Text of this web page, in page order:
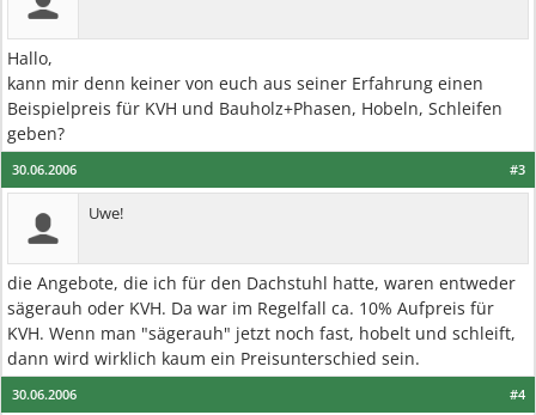
Hallo,
kann mir denn keiner von euch aus seiner Erfahrung einen
Beispielpreis für KVH und Bauholz+Phasen, Hobeln, Schleifen
geben?
#3
30.06.2006
Uwe!
die Angebote, die ich für den Dachstuhl hatte, waren entweder
sägerauh oder KVH. Da war im Regelfall ca. 10% Aufpreis für
KVH. Wenn man "sägerauh" jetzt noch fast, hobelt und schleift,
dann wird wirklich kaum ein Preisunterschied sein.
#4
30.06.2006